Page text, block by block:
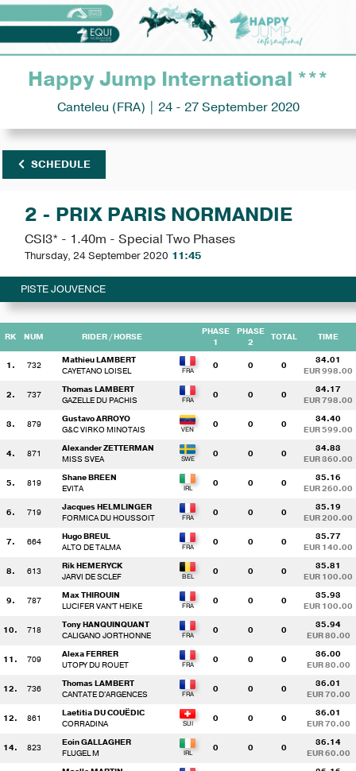
Happy Jump International ***
Canteleu (FRA) | 24 - 27 September 2020
SCHEDULE
2 - PRIX PARIS NORMANDIE
CSI3* - 1.40m - Special Two Phases
Thursday, 24 September 2020 11:45
PISTE JOUVENCE
RK NUM RIDER/ HORSE
PHASE
1
PHASE
2
TOTAL TIME
1. 732
Mathieu LAMBERT
CAYETANO LOISEL
0 0 0
34.01
EUR 998.00
2. 737
Thomas LAMBERT
GAZELLE DU PACHIS
0 0 0
34.17
EUR 798.00
3. 879
Gustavo ARROYO
G&C VIRKO MINOTAIS
0 0 0
34.40
EUR 599.00
4. 871
Alexander ZETTERMAN
MISS SVEA
0 0 0
34.83
EUR 360.00
5. 819
Shane BREEN
EVITA
0 0 0
35.16
EUR 260.00
6. 719
Jacques HELMLINGER
FORMICA DU HOUSSOIT
0 0 0
35.19
EUR 200.00
7. 664
Hugo BREUL
ALTO DE TALMA
0 0 0
35.77
EUR 140.00
8. 613
Rik HEMERYCK
JARVI DE SCLEF
0 0 0
35.81
EUR 100.00
9. 787
Max THIROUIN
LUCIFER VAN'T HEIKE
0 0 0
35.93
EUR 100.00
10. 718
Tony HANQUINQUANT
CALIGANO JORTHONNE
0 0 0
35.94
EUR 80.00
11. 709
Alexa FERRER
UTOPY DU ROUET
0 0 0
36.00
EUR 80.00
12. 736
Thomas LAMBERT
CANTATE D'ARGENCES
0 0 0
36.01
EUR 70.00
12. 861
Laetitia DU COUËDIC
CORRADINA
0 0 0
36.01
EUR 70.00
14. 823
Eoin GALLAGHER
FLUGEL M
0 0 0
36.14
EUR 60.00